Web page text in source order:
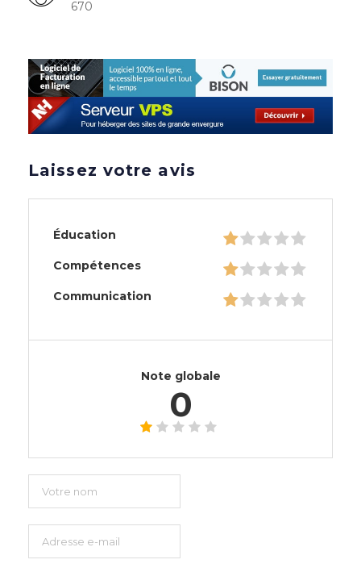
670
Laissez votre avis
Éducation
Compétences
Communication
Note globale
0